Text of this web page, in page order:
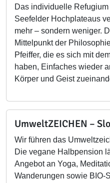
Das individuelle
Seefelder Hochplateaus
mehr – sondern weniger.
Mittelpunkt der
Pfeiffer, die es sich mit
haben, Einfaches wieder
Körper und Geist
UmweltZEICHEN –
Wir führen das
Die vegane Halbpension
Angebot an Yoga,
Wanderungen sowie BIO-